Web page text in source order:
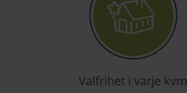
Valfrihet i varje kvm